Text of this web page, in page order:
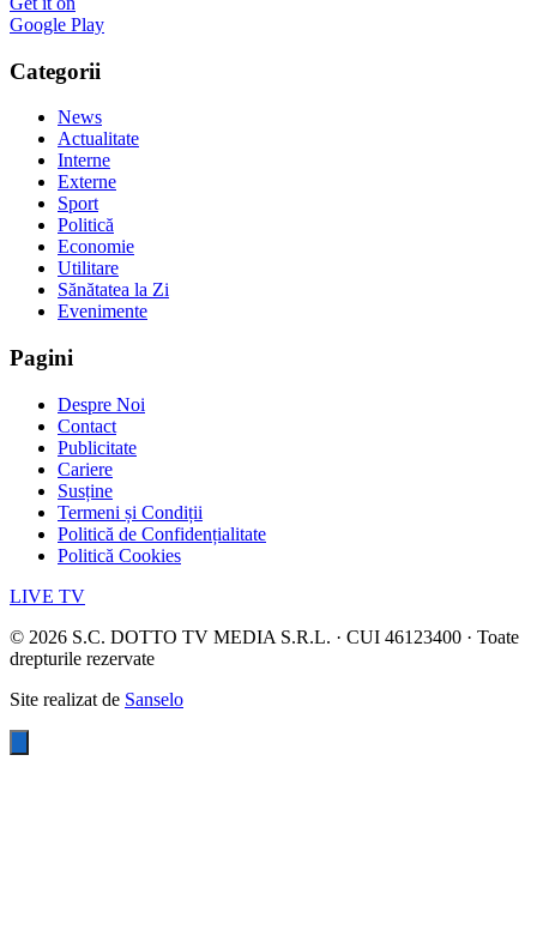
Google Play
Categorii
News
Actualitate
Interne
Externe
Sport
Politică
Economie
Utilitare
Sănătatea la Zi
Evenimente
Pagini
Despre Noi
Contact
Publicitate
Cariere
Susține
Termeni și Condiții
Politică de Confidențialitate
Politică Cookies
LIVE TV
© 2026 S.C. DOTTO TV MEDIA S.R.L. · CUI 46123400 · Toate
drepturile rezervate
Site realizat de Sanselo